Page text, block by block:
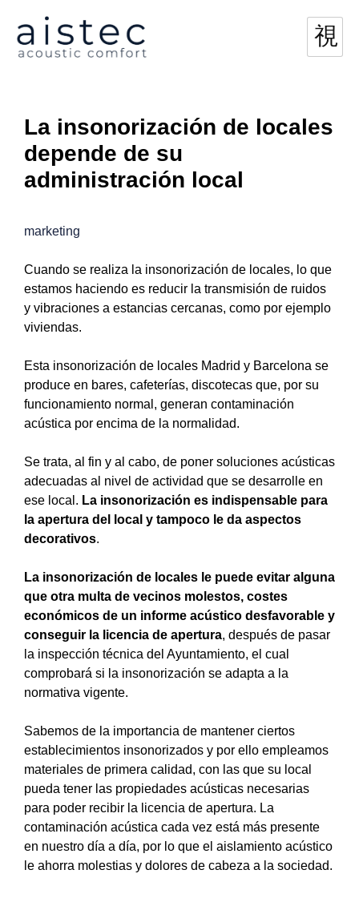
La insonorización de locales
depende de su
administración local
marketing
Cuando se realiza la insonorización de locales, lo que
estamos haciendo es reducir la transmisión de ruidos
y vibraciones a estancias cercanas, como por ejemplo
viviendas.
Esta insonorización de locales Madrid y Barcelona se
produce en bares, cafeterías, discotecas que, por su
funcionamiento normal, generan contaminación
acústica por encima de la normalidad.
Se trata, al fin y al cabo, de poner soluciones acústicas
adecuadas al nivel de actividad que se desarrolle en
ese local. La insonorización es indispensable para
la apertura del local y tampoco le da aspectos
decorativos.
La insonorización de locales le puede evitar alguna
que otra multa de vecinos molestos, costes
económicos de un informe acústico desfavorable y
conseguir la licencia de apertura, después de pasar
la inspección técnica del Ayuntamiento, el cual
comprobará si la insonorización se adapta a la
normativa vigente.
Sabemos de la importancia de mantener ciertos
establecimientos insonorizados y por ello empleamos
materiales de primera calidad, con las que su local
pueda tener las propiedades acústicas necesarias
para poder recibir la licencia de apertura. La
contaminación acústica cada vez está más presente
en nuestro día a día, por lo que el aislamiento acústico
le ahorra molestias y dolores de cabeza a la sociedad.